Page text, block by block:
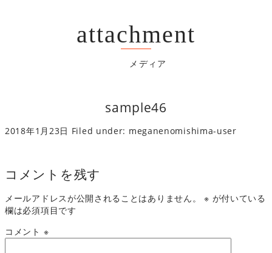
attachment
メディア
sample46
2018年1月23日 Filed under: meganenomishima-user
コメントを残す
メールアドレスが公開されることはありません。 ※ が付いている
欄は必須項目です
コメント ※